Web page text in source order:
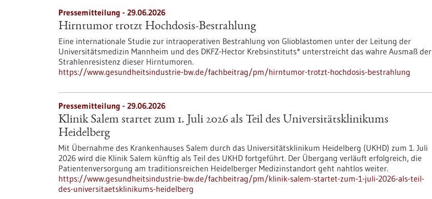
Pressemitteilung - 29.06.2026
Hirntumor trotzt Hochdosis-Bestrahlung
Eine internationale Studie zur intraoperativen Bestrahlung von Glioblastomen unter der Leitung der
Universitätsmedizin Mannheim und des DKFZ-Hector Krebsinstituts* unterstreicht das wahre Ausmaß der
Strahlenresistenz dieser Hirntumoren.
https://www.gesundheitsindustrie-bw.de/fachbeitrag/pm/hirntumor-trotzt-hochdosis-bestrahlung
Pressemitteilung - 29.06.2026
Klinik Salem startet zum 1. Juli 2026 als Teil des Universitätsklinikums
Heidelberg
Mit Übernahme des Krankenhauses Salem durch das Universitätsklinikum Heidelberg (UKHD) zum 1. Juli
2026 wird die Klinik Salem künftig als Teil des UKHD fortgeführt. Der Übergang verläuft erfolgreich, die
Patientenversorgung am traditionsreichen Heidelberger Medizinstandort geht nahtlos weiter.
https://www.gesundheitsindustrie-bw.de/fachbeitrag/pm/klinik-salem-startet-zum-1-juli-2026-als-teil-
des-universitaetsklinikums-heidelberg